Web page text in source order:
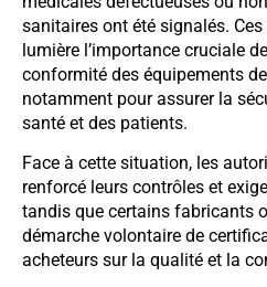
sanitaires ont été signalés.
lumière l’importance cruciale
conformité des équipements
notamment pour assurer la
santé et des patients.
Face à cette situation, les
renforcé leurs contrôles et
tandis que certains fabricants
démarche volontaire de
acheteurs sur la qualité et la